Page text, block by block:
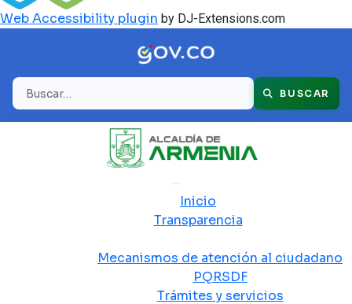
Web Accessibility plugin by DJ-Extensions.com
Buscar BUSCAR
Inicio
Transparencia
Mecanismos de atención al ciudadano
PQRSDF
Trámites y servicios